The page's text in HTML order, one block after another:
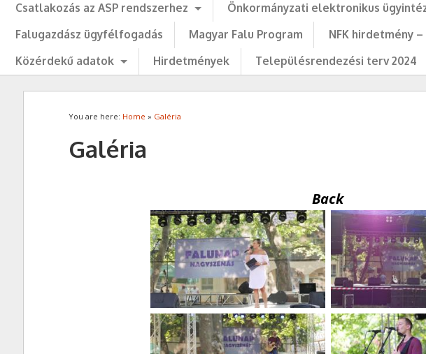
Csatlakozás az ASP rendszerhez
Önkormányzati elektronikus
Falugazdász ügyfélfogadás
Magyar Falu Program NFK hirdetmény
Közérdekű adatok
Hirdetmények Településrendezési terv 2024
You are here: Home » Galéria
Galéria
Back